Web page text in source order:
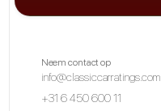
Neem contact op
info@classiccarratings.com
+31 6 450 600 11